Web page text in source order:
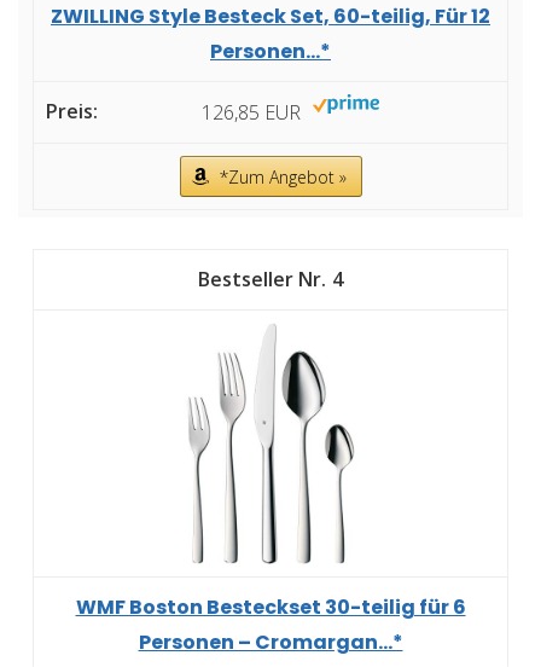
ZWILLING Style Besteck Set, 60-teilig, Für 12
Personen...*
126,85 EUR
*Zum Angebot »
4
WMF Boston Besteckset 30-teilig für 6
Personen – Cromargan...*